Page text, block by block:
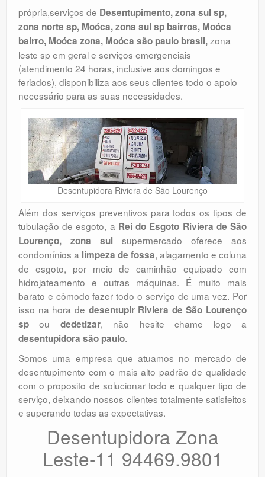
própria,serviços de Desentupimento, zona sul sp,
zona norte sp, Moóca, zona sul sp bairros, Moóca
bairro, Moóca zona, Moóca são paulo brasil,zona
leste sp em geral e serviços emergenciais
(atendimento 24 horas, inclusive aos domingos e
feriados), disponibiliza aos seus clientes todo o apoio
necessário para as suas necessidades.
Desentupidora Riviera de São Lourenço
Além dos serviços preventivos para todos os tipos de
tubulação de esgoto, a Rei do Esgoto Riviera de São
Lourenço, zona sul supermercado oferece aos
condomínios a limpeza de fossa, alagamento e coluna
de esgoto, por meio de caminhão equipado com
hidrojateamento e outras máquinas. É muito mais
barato e cômodo fazer todo o serviço de uma vez. Por
isso na hora de desentupir Riviera de São Lourenço
sp ou dedetizar, não hesite chame logo a
desentupidora são paulo.
Somos uma empresa que atuamos no mercado de
desentupimento com o mais alto padrão de qualidade
com o proposito de solucionar todo e qualquer tipo de
serviço, deixando nossos clientes totalmente satisfeitos
e superando todas as expectativas.
Desentupidora Zona
Leste-11 94469.9801